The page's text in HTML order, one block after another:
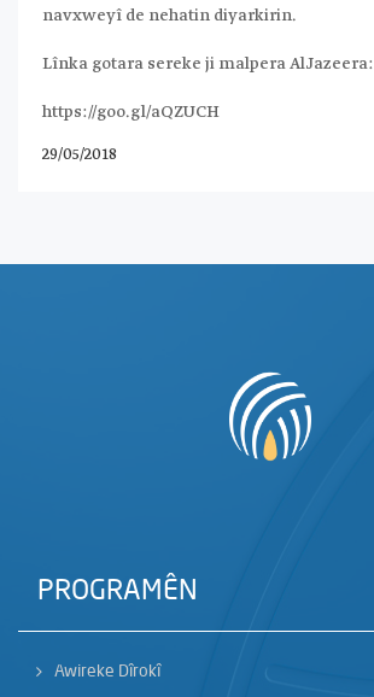
navxweyî de nehatin diyarkirin.
Lînka gotara sereke ji malpera AlJazeera:
https://goo.gl/aQZUCH
29/05/2018
PROGRAMÊN
Awireke Dîrokî